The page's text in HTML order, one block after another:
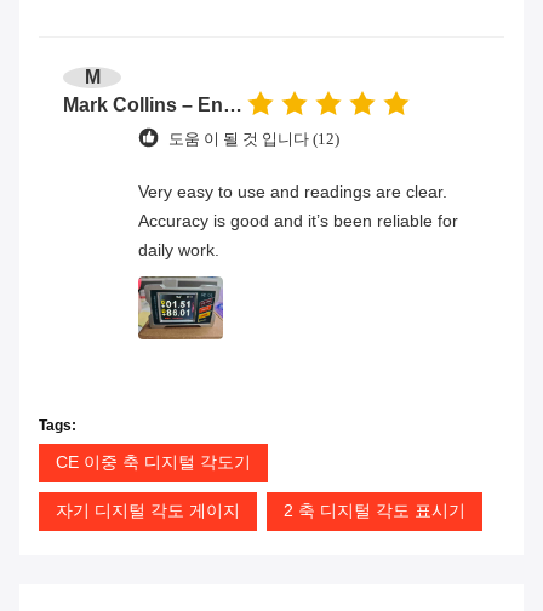
M
Mark Collins – Engineer
도움 이 될 것 입니다 (12)
Very easy to use and readings are clear.
Accuracy is good and it’s been reliable for
daily work.
Tags:
CE 이중 축 디지털 각도기
자기 디지털 각도 게이지 2 축 디지털 각도 표시기